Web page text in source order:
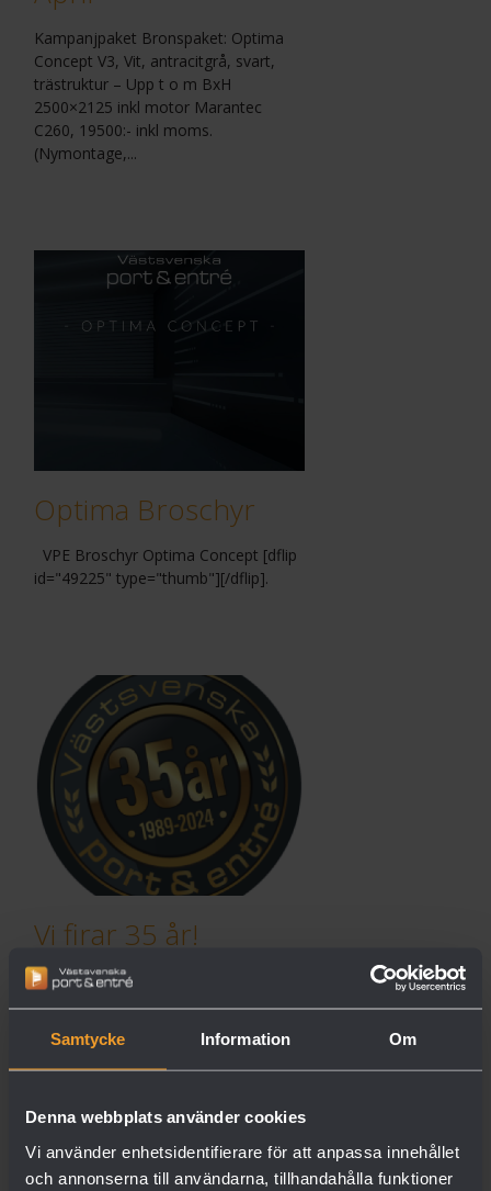
Samtycke Information Om
Denna webbplats använder cookies
Vi använder enhetsidentifierare för att anpassa innehållet
och annonserna till användarna, tillhandahålla funktioner
Kampanjpaket Bronspaket: Optima
Concept V3, Vit, antracitgrå, svart,
trästruktur – Upp t o m BxH
2500×2125 inkl motor Marantec
C260, 19500:- inkl moms.
(Nymontage,...
Optima Broschyr
VPE Broschyr Optima Concept [dflip
id="49225" type="thumb"][/dflip].
Vi firar 35 år!
2024 är ett Jubileumsår, 35 år sedan
vi startade företaget som erbjuder
området !...
Semestertider